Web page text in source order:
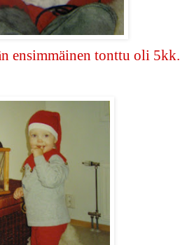
ensimmäinen tonttu oli 5kk.